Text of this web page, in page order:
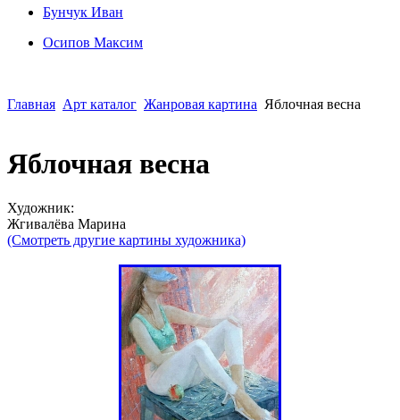
Бунчук Иван
Осипoв Максим
Главная Арт каталог Жанровая картина Яблочная весна
Яблочная весна
Художник:
Жгивалёва Марина
(Смотреть другие картины художника)